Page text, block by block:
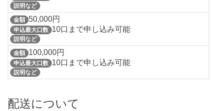
説明など
金額 50,000円
申込最大口数 10口まで申し込み可能
説明など
金額 100,000円
申込最大口数 10口まで申し込み可能
説明など
配送について